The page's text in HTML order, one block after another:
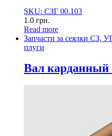
SKU: СЗГ 00.103
1.0 грн.
Read more
Запчасти за сеялки СЗ,
плуги
Вал